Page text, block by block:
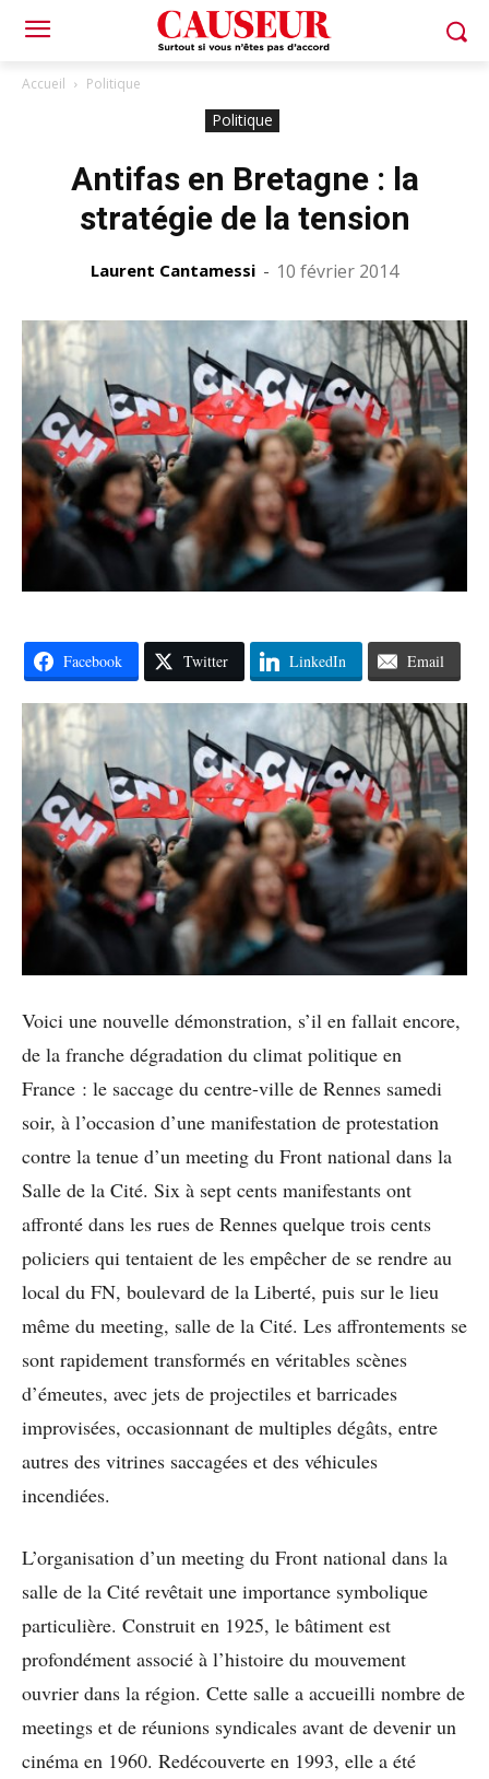
Accueil Politique
Politique
Antifas en Bretagne : la
stratégie de la tension
Laurent Cantamessi - 10 février 2014
Facebook Twitter LinkedIn Email
Voici une nouvelle démonstration, s’il en fallait encore,
de la franche dégradation du climat politique en
France : le saccage du centre-ville de Rennes samedi
soir, à l’occasion d’une manifestation de protestation
contre la tenue d’un meeting du Front national dans la
Salle de la Cité. Six à sept cents manifestants ont
affronté dans les rues de Rennes quelque trois cents
policiers qui tentaient de les empêcher de se rendre au
local du FN, boulevard de la Liberté, puis sur le lieu
même du meeting, salle de la Cité. Les affrontements se
sont rapidement transformés en véritables scènes
d’émeutes, avec jets de projectiles et barricades
improvisées, occasionnant de multiples dégâts, entre
autres des vitrines saccagées et des véhicules
incendiées.
L’organisation d’un meeting du Front national dans la
salle de la Cité revêtait une importance symbolique
particulière. Construit en 1925, le bâtiment est
profondément associé à l’histoire du mouvement
ouvrier dans la région. Cette salle a accueilli nombre de
meetings et de réunions syndicales avant de devenir un
cinéma en 1960. Redécouverte en 1993, elle a été